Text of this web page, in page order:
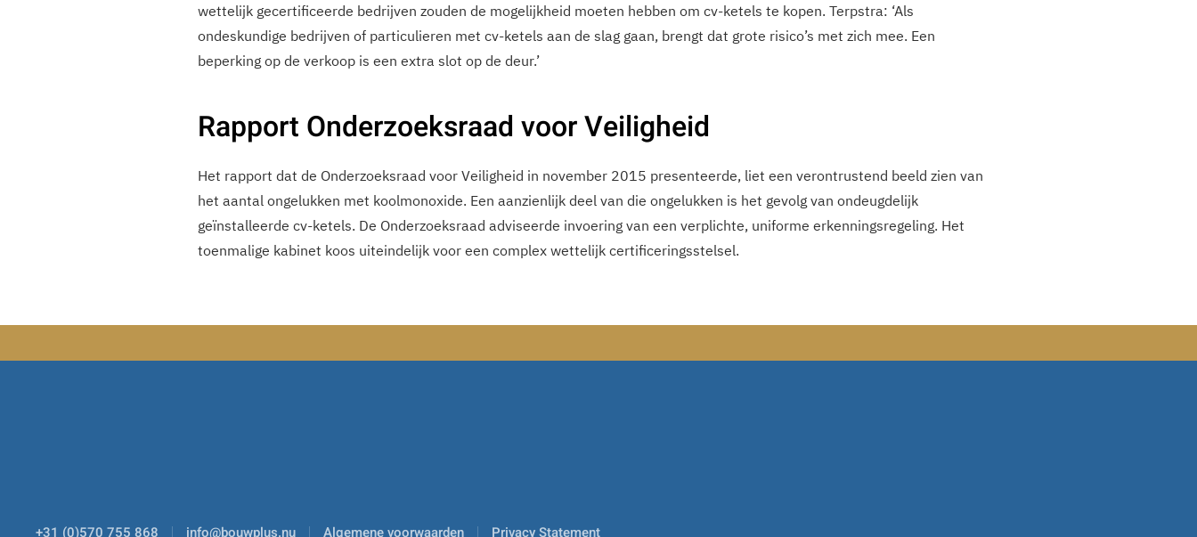
wettelijk gecertificeerde bedrijven zouden de mogelijkheid moeten hebben om cv-ketels te kopen. Terpstra: ‘Als
ondeskundige bedrijven of particulieren met cv-ketels aan de slag gaan, brengt dat grote risico’s met zich mee. Een
beperking op de verkoop is een extra slot op de deur.’
Rapport Onderzoeksraad voor Veiligheid
Het rapport dat de Onderzoeksraad voor Veiligheid in november 2015 presenteerde, liet een verontrustend beeld zien van
het aantal ongelukken met koolmonoxide. Een aanzienlijk deel van die ongelukken is het gevolg van ondeugdelijk
geïnstalleerde cv-ketels. De Onderzoeksraad adviseerde invoering van een verplichte, uniforme erkenningsregeling. Het
toenmalige kabinet koos uiteindelijk voor een complex wettelijk certificeringsstelsel.
+31 (0)570 755 868 info@bouwplus.nu Algemene voorwaarden Privacy Statement